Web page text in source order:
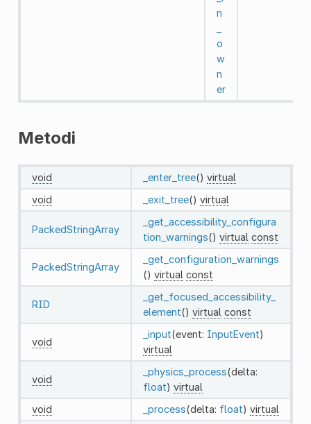
n
o
w
n
er
Metodi
void _enter_tree() virtual
void
_exit_tree() virtual
PackedStringArray
_get_accessibility_configura
tion_warnings() virtual const
PackedStringArray
_get_configuration_warnings
() virtual const
RID
_get_focused_accessibility_
element() virtual const
void
_input(event: InputEvent)
virtual
void
_physics_process(delta:
float) virtual
void
_process(delta: float) virtual